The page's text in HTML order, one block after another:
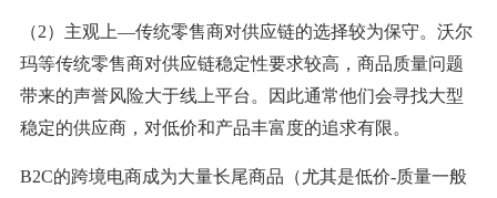
（2）主观上—传统零售商对供应链的选择较为保守。沃尔
玛等传统零售商对供应链稳定性要求较高，商品质量问题
带来的声誉风险大于线上平台。因此通常他们会寻找大型
稳定的供应商，对低价和产品丰富度的追求有限。
B2C的跨境电商成为大量长尾商品（尤其是低价-质量一般